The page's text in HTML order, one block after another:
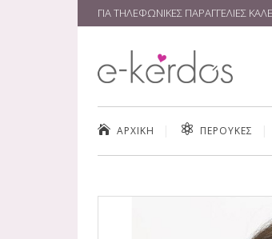
ΓΙΑ ΤΗΛΕΦΩΝΙΚΕΣ ΠΑΡΑΓΓΕΛΙΕΣ
ΑΡΧΙΚΗ ΠΕΡΟΥΚΕΣ